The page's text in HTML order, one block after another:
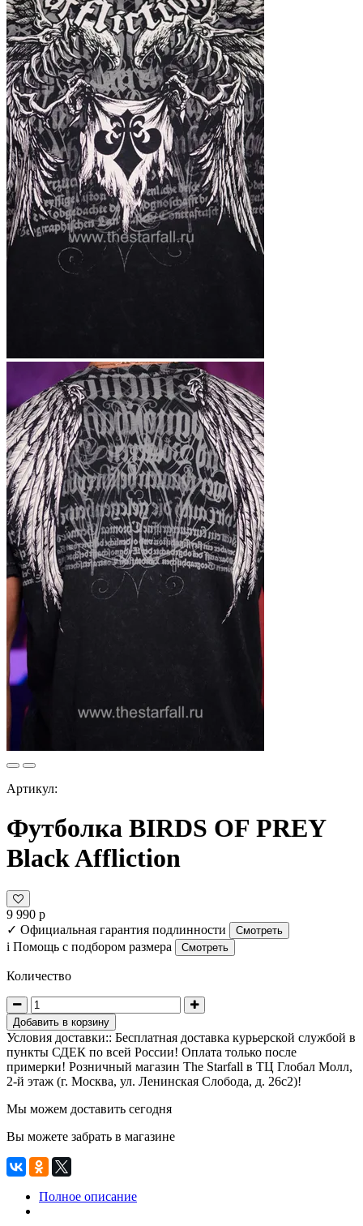
Артикул:
Футболка BIRDS OF PREY
Black Affliction
9 990 р
✓ Официальная гарантия подлинности Смотреть
i Помощь с подбором размера Смотреть
Количество
Добавить в корзину
Условия доставки:: Бесплатная доставка курьерской службой в
пункты СДЕК по всей России! Оплата только после
примерки! Розничный магазин The Starfall в ТЦ Глобал Молл,
2-й этаж (г. Москва, ул. Ленинская Слобода, д. 26с2)!
Мы можем доставить сегодня
Вы можете забрать в магазине
Полное описание